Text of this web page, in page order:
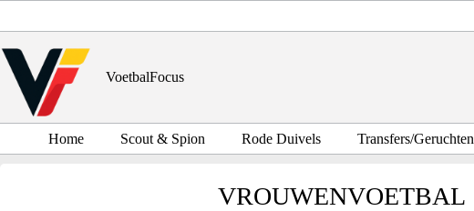
inhoud
VoetbalFocus
Home Scout & Spion Rode Duivels Transfers/Geruchten
VROUWENVOETBAL